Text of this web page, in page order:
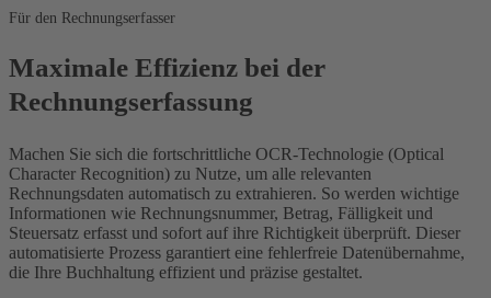
Für den Rechnungserfasser
Maximale Effizienz bei der
Rechnungserfassung
Machen Sie sich die fortschrittliche OCR-Technologie (Optical
Character Recognition) zu Nutze, um alle relevanten
Rechnungsdaten automatisch zu extrahieren. So werden wichtige
Informationen wie Rechnungsnummer, Betrag, Fälligkeit und
Steuersatz erfasst und sofort auf ihre Richtigkeit überprüft. Dieser
automatisierte Prozess garantiert eine fehlerfreie Datenübernahme,
die Ihre Buchhaltung effizient und präzise gestaltet.